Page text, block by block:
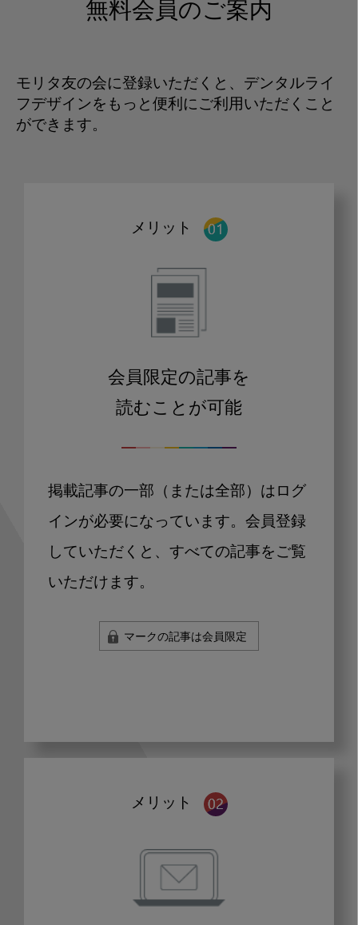
無料会員のご案内
モリタ友の会に登録いただくと、デンタルライ
フデザインをもっと便利にご利用いただくこと
ができます。
メリット
会員限定の記事を
読むことが可能
掲載記事の一部（または全部）はログ
インが必要になっています。会員登録
していただくと、すべての記事をご覧
いただけます。
マークの記事は会員限定
メリット